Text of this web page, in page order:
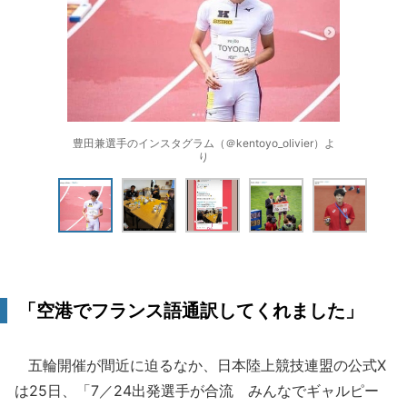
豊田兼選手のインスタグラム（＠kentoyo_olivier）よ
り
「空港でフランス語通訳してくれました」
五輪開催が間近に迫るなか、日本陸上競技連盟の公式X
は25日、「7／24出発選手が合流 みんなでギャルピー